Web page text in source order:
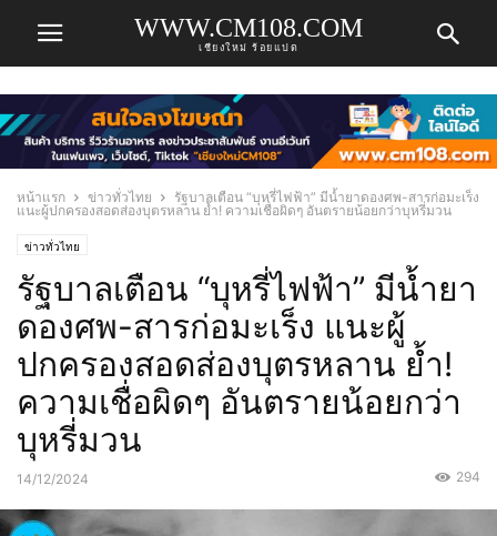
WWW.CM108.COM
เชียงใหม่ ร้อยแปด
หน้าแรก ข่าวทั่วไทย
รัฐบาลเตือน “บุหรี่ไฟฟ้า” มีน้ำยาดองศพ-สารก่อมะเร็ง
แนะผู้ปกครองสอดส่องบุตรหลาน ย้ำ! ความเชื่อผิดๆ อันตรายน้อยกว่าบุหรี่มวน
ข่าวทั่วไทย
รัฐบาลเตือน “บุหรี่ไฟฟ้า” มีน้ำยา
ดองศพ-สารก่อมะเร็ง แนะผู้
ปกครองสอดส่องบุตรหลาน ย้ำ!
ความเชื่อผิดๆ อันตรายน้อยกว่า
บุหรี่มวน
14/12/2024 294